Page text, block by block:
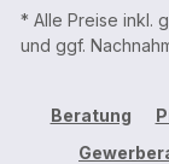
* Alle Preise inkl.
und ggf.
Beratung